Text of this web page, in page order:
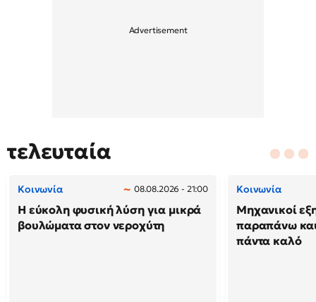
τελευταία
Κοινωνία 08.08.2026 - 21:00
Η εύκολη φυσική λύση για μικρά
βουλώματα στον νεροχύτη
Κοινωνία
Μηχανικοί
παραπάνω
πάντα καλό